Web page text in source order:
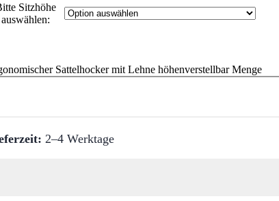
Sitzhöhe
auswählen:
Sattelhocker mit Lehne höhenverstellbar Menge
2–4 Werktage